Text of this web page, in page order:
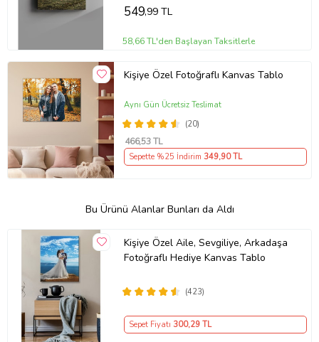
549,99 TL
58,66 TL'den Başlayan Taksitlerle
Kişiye Özel Fotoğraflı Kanvas Tablo
(20)
Aynı Gün Ücretsiz Teslimat
466,53 TL
Sepette %25 İndirim 349,90 TL
Bu Ürünü Alanlar Bunları da Aldı
Kişiye Özel Aile, Sevgiliye, Arkadaşa
Fotoğraflı Hediye Kanvas Tablo
(423)
Sepet Fiyatı 300,29 TL